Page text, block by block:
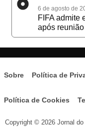
6 de agosto de
FIFA admite
após reunião
Sobre Política de
Política de Cookies
Copyright © 2026 Jornal